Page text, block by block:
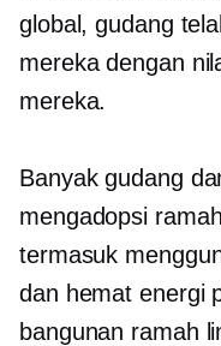
global, gudang
mereka dengan
mereka.
Banyak gudang
mengadopsi
termasuk
dan hemat energi
bangunan ramah